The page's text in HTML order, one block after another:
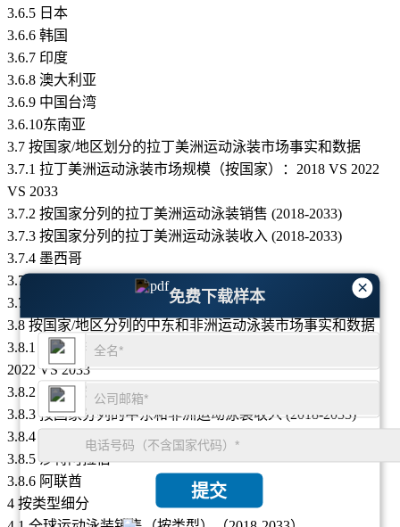
×
免费下载样本
提交
3.6.5 日本
3.6.6 韩国
3.6.7 印度
3.6.8 澳大利亚
3.6.9 中国台湾
3.6.10东南亚
3.7 按国家/地区划分的拉丁美洲运动泳装市场事实和数据
3.7.1 拉丁美洲运动泳装市场规模（按国家）：2018 VS 2022
VS 2033
3.7.2 按国家分列的拉丁美洲运动泳装销售 (2018-2033)
3.7.3 按国家分列的拉丁美洲运动泳装收入 (2018-2033)
3.7.4 墨西哥
3.7.5 巴西
3.7.6 阿根廷
3.8 按国家/地区分列的中东和非洲运动泳装市场事实和数据
3.8.1 中东和非洲运动泳装市场规模（按国家）：2018 VS
2022 VS 2033
3.8.2 按国家分列的中东和非洲运动泳装销售 (2018-2033)
3.8.3 按国家分列的中东和非洲运动泳装收入 (2018-2033)
3.8.4 土耳其
3.8.5 沙特阿拉伯
3.8.6 阿联酋
4 按类型细分